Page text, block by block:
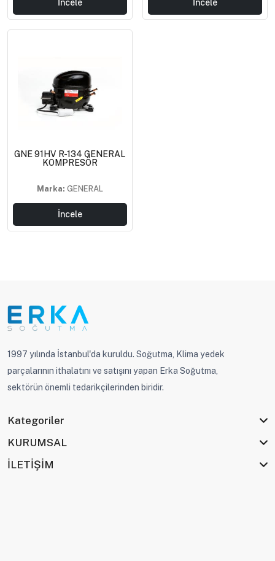
İncele İncele
GNE 91HV R-134 GENERAL
KOMPRESÖR
Marka: GENERAL
İncele
1997 yılında İstanbul'da kuruldu. Soğutma, Klima yedek
parçalarının ithalatını ve satışını yapan Erka Soğutma,
sektörün önemli tedarikçilerinden biridir.
Kategoriler
KURUMSAL
İLETİŞİM